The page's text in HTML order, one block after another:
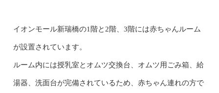
イオンモール新瑞橋の1階と2階、3階には赤ちゃんルーム
が設置されています。
ルーム内には授乳室とオムツ交換台、オムツ用ごみ箱、給
湯器、洗面台が完備されているため、赤ちゃん連れの方で